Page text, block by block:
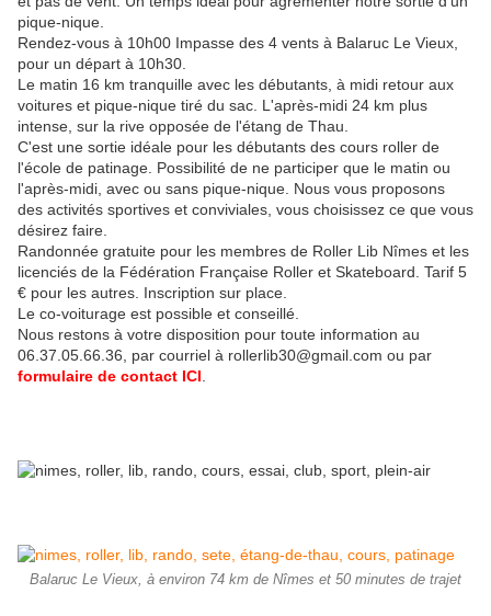
pique-nique.
Rendez-vous à 10h00 Impasse des 4 vents à Balaruc Le Vieux,
pour un départ à 10h30.
Le matin 16 km tranquille avec les débutants, à midi retour aux
voitures et pique-nique tiré du sac. L'après-midi 24 km plus
intense, sur la rive opposée de l'étang de Thau.
C'est une sortie idéale pour les débutants des cours roller de
l'école de patinage. Possibilité de ne participer que le matin ou
l'après-midi, avec ou sans pique-nique. Nous vous proposons
des activités sportives et conviviales, vous choisissez ce que vous
désirez faire.
Randonnée gratuite pour les membres de Roller Lib Nîmes et les
licenciés de la Fédération Française Roller et Skateboard. Tarif 5
€ pour les autres. Inscription sur place.
Le co-voiturage est possible et conseillé.
Nous restons à votre disposition pour toute information au
06.37.05.66.36, par courriel à rollerlib30@gmail.com ou par
formulaire de contact ICI
Balaruc Le Vieux, à environ 74 km de Nîmes et 50 minutes de trajet